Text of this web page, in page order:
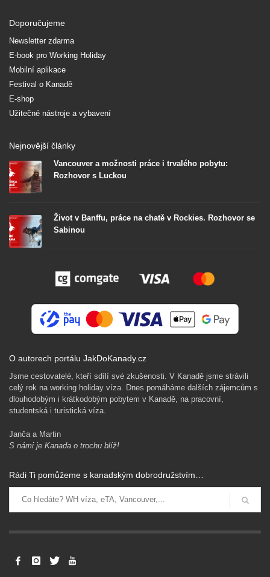
Doporučujeme
Newsletter zdarma
E-book pro Working Holiday
Mobilní aplikace
Festival o Kanadě
E-shop
Užitečné nástroje a vybavení
Nejnovější články
Vancouver a možnosti práce i trvalého pobytu:
Rozhovor s Luckou
Život v Banffu, práce na chatě v Rockies. Rozhovor se
Sabinou
O autorech portálu JakDoKanady.cz
Jsme cestovatelé, kteří sdílí své zkušenosti. V Kanadě jsme strávili
celý rok na working holiday víza. Dnes pomáháme dalších zájemcům s
dlouhodobým i krátkodobým pobytem v Kanadě, na pracovní,
studentská i turistická víza.
Janča a Martin
S námi je Kanada o trochu blíž!
Rádi Ti pomůžeme s kanadským dobrodružstvím…